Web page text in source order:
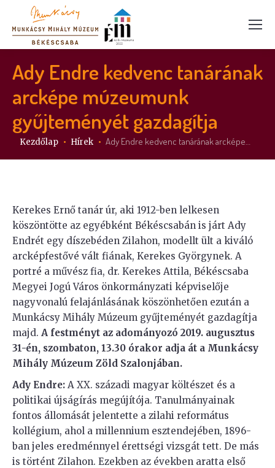
Ady Endre kedvenc tanárának
arcképe múzeumunk
gyűjteményét gazdagítja
Itt vagy:
Kezdőlap Hírek Ady Endre kedvenc tanárának arcképe…
Kerekes Ernő tanár úr, aki 1912-ben lelkesen
köszöntötte az egyébként Békéscsabán is járt Ady
Endrét egy díszebéden Zilahon, modellt ült a kiváló
arcképfestővé vált fiának, Kerekes Györgynek. A
portré a művész fia, dr. Kerekes Attila, Békéscsaba
Megyei Jogú Város önkormányzati képviselője
nagyvonalú felajánlásának köszönhetően ezután a
Munkácsy Mihály Múzeum gyűjteményét gazdagítja
majd. A festményt az adományozó 2019. augusztus
31-én, szombaton, 13.30 órakor adja át a Munkácsy
Mihály Múzeum Zöld Szalonjában.
Ady Endre: A XX. századi magyar költészet és a
politikai újságírás megújítója. Tanulmányainak
fontos állomását jelentette a zilahi református
kollégium, ahol a millennium esztendejében, 1896-
ban jeles eredménnyel érettségi vizsgát tett. De más
is történt Zilahon. Ezekben az években aratta első